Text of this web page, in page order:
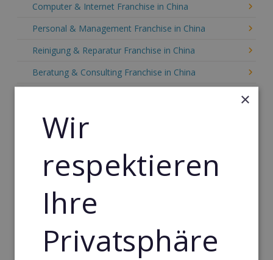
Computer & Internet Franchise in China
Personal & Management Franchise in China
Reinigung & Reparatur Franchise in China
Beratung & Consulting Franchise in China
Einzelhandel Franchise in China
Gebäude & Haustechnik Franchise in China
Handwerk Franchise in China
Dienstleistungsfranchise in China
Telekommunikation Franchise in China
Sport Franchise in China
×
Wir
respektieren
Ihre
Privatsphäre